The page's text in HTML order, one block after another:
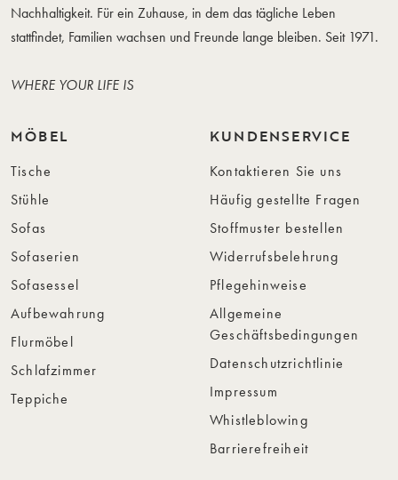
Nachhaltigkeit. Für ein Zuhause, in dem das tägliche Leben
stattfindet, Familien wachsen und Freunde lange bleiben. Seit 1971.
WHERE YOUR LIFE IS
MÖBEL
Tische
Stühle
Sofas
Sofaserien
Sofasessel
Aufbewahrung
Flurmöbel
Schlafzimmer
Teppiche
KUNDENSERVICE
Kontaktieren Sie uns
Häufig gestellte Fragen
Stoffmuster bestellen
Widerrufsbelehrung
Pflegehinweise
Allgemeine
Geschäftsbedingungen
Datenschutzrichtlinie
Impressum
Whistleblowing
Barrierefreiheit